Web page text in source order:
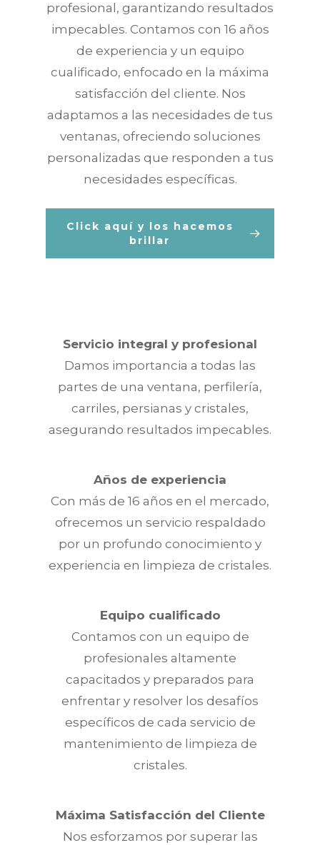
profesional, garantizando resultados
impecables. Contamos con 16 años
de experiencia y un equipo
cualificado, enfocado en la máxima
satisfacción del cliente. Nos
adaptamos a las necesidades de tus
ventanas, ofreciendo soluciones
personalizadas que responden a tus
necesidades específicas.
Click aquí y los hacemos
brillar
Servicio integral y profesional
Damos importancia a todas las
partes de una ventana, perfilería,
carriles, persianas y cristales,
asegurando resultados impecables.
Años de experiencia
Con más de 16 años en el mercado,
ofrecemos un servicio respaldado
por un profundo conocimiento y
experiencia en limpieza de cristales.
Equipo cualificado
Contamos con un equipo de
profesionales altamente
capacitados y preparados para
enfrentar y resolver los desafíos
específicos de cada servicio de
mantenimiento de limpieza de
cristales.
Máxima Satisfacción del Cliente
Nos esforzamos por superar las